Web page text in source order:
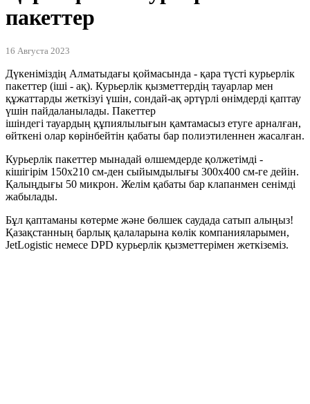
пакеттер
16 Августа 2023
Дүкеніміздің Алматыдағы қоймасында - қара түсті курьерлік
пакеттер (іші - ақ). Курьерлік қызметтердің тауарлар мен
құжаттарды жеткізуі үшін, сондай-ақ әртүрлі өнімдерді қаптау
үшін пайдаланылады. Пакеттер
ішіндегі тауардың құпиялылығын қамтамасыз етуге арналған,
өйткені олар көрінбейтін қабаты бар полиэтиленнен жасалған.
Курьерлік пакеттер мынадай өлшемдерде қолжетімді -
кішігірім 150x210 см-ден сыйымдылығы 300x400 см-ге дейін.
Қалыңдығы 50 микрон. Желім қабаты бар клапанмен сенімді
жабылады.
Бұл қаптаманы көтерме және бөлшек саудада сатып алыңыз!
Қазақстанның барлық қалаларына көлік компанияларымен,
JetLogistic немесе DPD курьерлік қызметтерімен жеткіземіз.